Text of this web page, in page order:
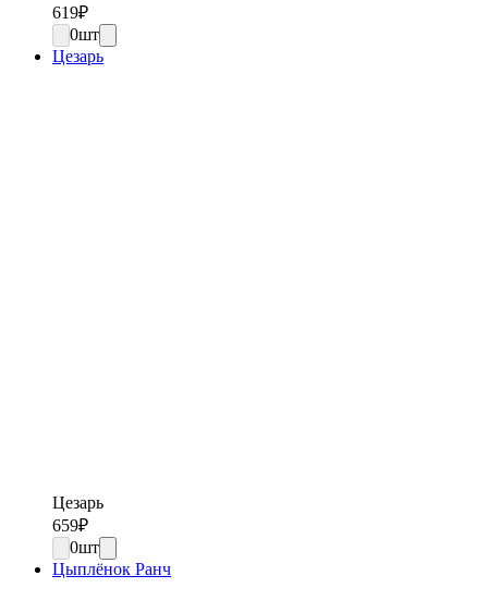
619₽
0шт
Цезарь
Цезарь
659₽
0шт
Цыплёнок Ранч